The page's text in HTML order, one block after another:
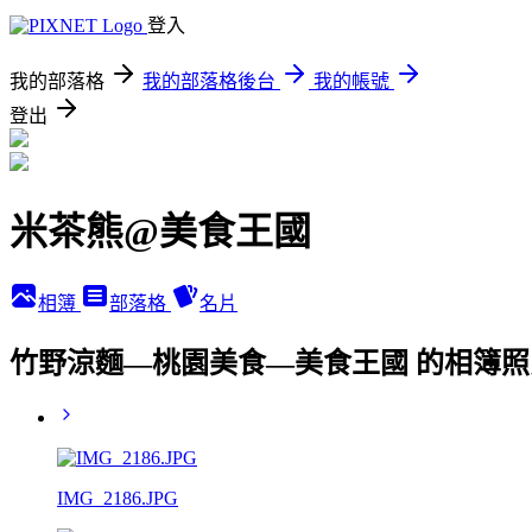
登入
我的部落格 我的部落格後台
我的帳號
登出
米茶熊@美食王國
相簿 部落格 名片
竹野涼麵—桃園美食—美食王國 的相簿
IMG_2186.JPG